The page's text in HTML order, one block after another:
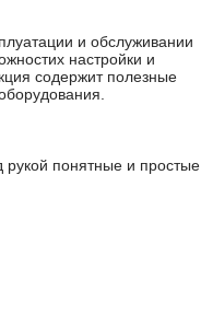
и обслуживании
настройки и
содержит полезные
рукой понятные и простые